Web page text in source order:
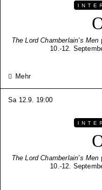
The Lord Chamberlain’s Men
10.-12.
Mehr
Sa 12.9. 19:00
The Lord Chamberlain’s Men
10.-12.